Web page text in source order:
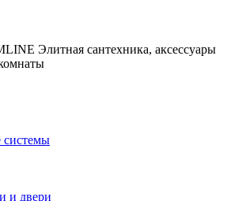
Элитная сантехника, аксессуары
и двери